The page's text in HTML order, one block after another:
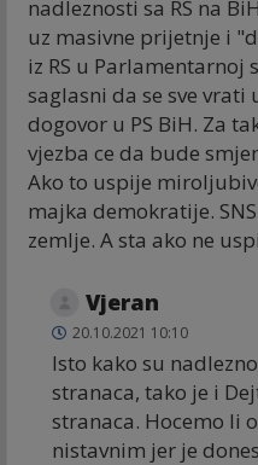
nadleznosti sa RS na
uz masivne prijetnje i
iz RS u Parlamentarnoj
saglasni da se sve
dogovor u PS BiH. Za
vjezba ce da bude
Ako to uspije
majka demokratije.
zemlje. A sta ako ne
Vjeran
20.10.2021 10:10
Isto kako su
stranaca, tako je i
stranaca. Hocemo li
nistavnim jer je